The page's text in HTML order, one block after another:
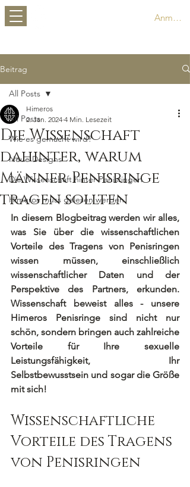
Anmelden
Beitrag
All Posts
Wie es gemacht wird?
Neue Designs
Die Wissenschaft hinter Penisringen
Himeros muss gelesen werden
All Posts
Die Wissenschaft
dahinter, warum
Männer Penisringe
tragen sollten
Himeros
2. Jan. 2024 4 Min. Lesezeit
In diesem Blogbeitrag werden wir alles,
was Sie über die wissenschaftlichen
Vorteile des Tragens von Penisringen
wissen müssen, einschließlich
wissenschaftlicher Daten und der
Perspektive des Partners, erkunden.
Wissenschaft beweist alles - unsere
Himeros Penisringe sind nicht nur
schön, sondern bringen auch zahlreiche
Vorteile für Ihre sexuelle
Leistungsfähigkeit, Ihr
Selbstbewusstsein und sogar die Größe
mit sich!
Wissenschaftliche
Vorteile des Tragens
von Penisringen